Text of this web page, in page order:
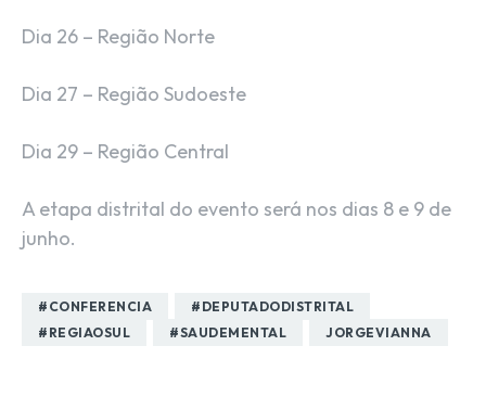
Dia 26 – Região Norte
Dia 27 – Região Sudoeste
Dia 29 – Região Central
A etapa distrital do evento será nos dias 8 e 9 de
junho.
#CONFERENCIA
#DEPUTADODISTRITAL
#REGIAOSUL
#SAUDEMENTAL JORGEVIANNA